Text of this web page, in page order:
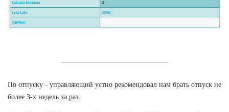
По отпуску - управляющий устно рекомендовал нам брать отпуск не
более 3-х недель за раз.